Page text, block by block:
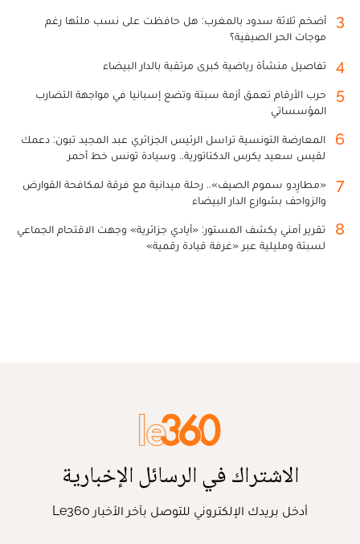
3
أضخم ثلاثة سدود بالمغرب: هل حافظت على نسب ملئها رغم
موجات الحر الصيفية؟
4 تفاصيل منشأة رياضية كبرى مرتقبة بالدار البيضاء
5
حرب الأرقام تعمق أزمة سبتة وتضع إسبانيا في مواجهة التضارب
المؤسساتي
6
المعارضة التونسية تراسل الرئيس الجزائري عبد المجيد تبون: دعمك
لقيس سعيد يكرس الدكتاتورية.. وسيادة تونس خط أحمر
7
«مطارِدو سموم الصيف».. رحلة ميدانية مع فرقة لمكافحة القوارض
والزواحف بشوارع الدار البيضاء
8
تقرير أمني يكشف المستور: «أيادي جزائرية» وجهت الاقتحام الجماعي
لسبتة ومليلية عبر «غرفة قيادة رقمية»
الاشتراك في الرسائل الإخبارية
أدخل بريدك الإلكتروني للتوصل بآخر الأخبار Le360